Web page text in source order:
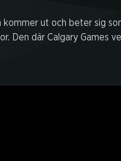
ut och beter sig
Den där Calgary Games